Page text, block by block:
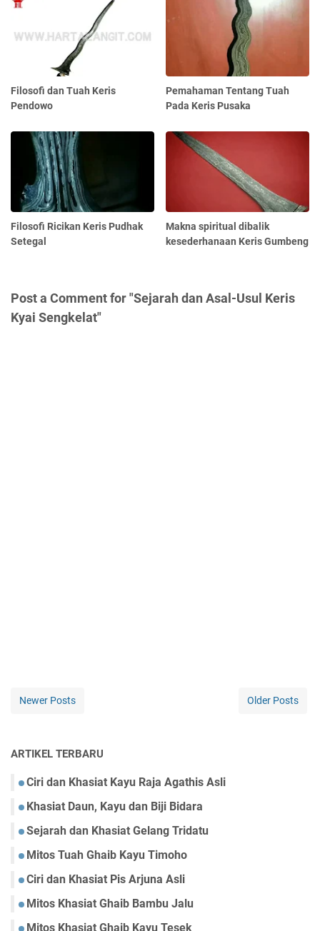
Filosofi dan Tuah Keris
Pendowo
Pemahaman Tentang Tuah
Pada Keris Pusaka
Filosofi Ricikan Keris Pudhak
Setegal
Makna spiritual dibalik
kesederhanaan Keris Gumbeng
Post a Comment for "Sejarah dan Asal-Usul Keris
Kyai Sengkelat"
Newer Posts Older Posts
ARTIKEL TERBARU
Ciri dan Khasiat Kayu Raja Agathis Asli
Khasiat Daun, Kayu dan Biji Bidara
Sejarah dan Khasiat Gelang Tridatu
Mitos Tuah Ghaib Kayu Timoho
Ciri dan Khasiat Pis Arjuna Asli
Mitos Khasiat Ghaib Bambu Jalu
Mitos Khasiat Ghaib Kayu Tesek